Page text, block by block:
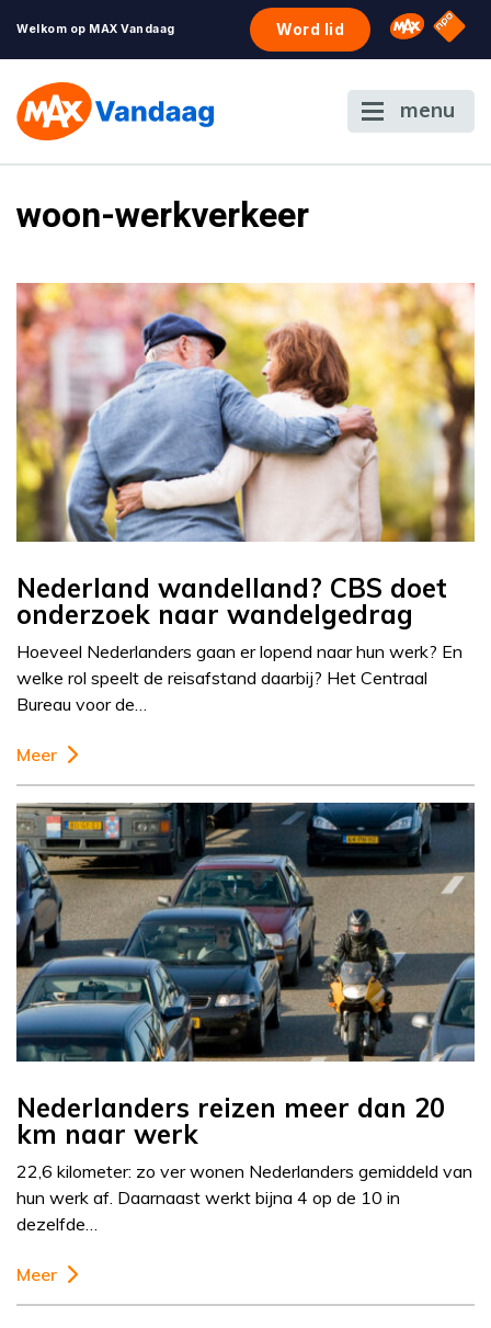
Welkom op MAX Vandaag Word lid Omroep
NPO
menu
woon-werkverkeer
Nederland wandelland? CBS doet
onderzoek naar wandelgedrag
Hoeveel Nederlanders gaan er lopend naar hun werk? En
welke rol speelt de reisafstand daarbij? Het Centraal
Bureau voor de…
Meer
Nederlanders reizen meer dan 20
km naar werk
22,6 kilometer: zo ver wonen Nederlanders gemiddeld van
hun werk af. Daarnaast werkt bijna 4 op de 10 in
dezelfde…
Meer